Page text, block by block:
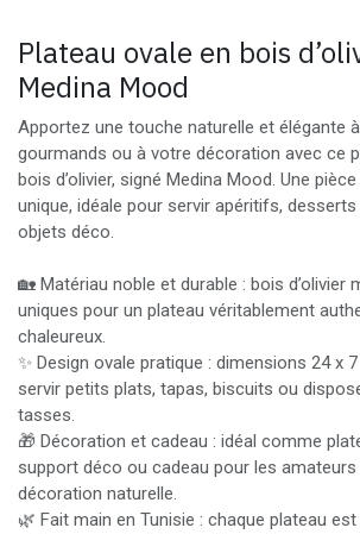
Plateau ovale en bois
Medina Mood
Apportez une touche naturelle et élégante
gourmands ou à votre décoration avec ce
bois d’olivier, signé Medina Mood. Une
unique, idéale pour servir apéritifs,
objets déco.
🏡 Matériau noble et durable : bois d’olivier
uniques pour un plateau véritablement
chaleureux.
✨ Design ovale pratique : dimensions 24 x
servir petits plats, tapas, biscuits ou
tasses.
🎁 Décoration et cadeau : idéal comme
support déco ou cadeau pour les amateurs
décoration naturelle.
🌿 Fait main en Tunisie : chaque plateau